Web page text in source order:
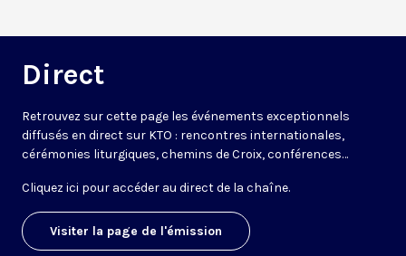
Direct
Retrouvez sur cette page les événements exceptionnels
diffusés en direct sur KTO : rencontres internationales,
cérémonies liturgiques, chemins de Croix, conférences…
Cliquez ici pour accéder au direct de la chaîne.
Visiter la page de l'émission